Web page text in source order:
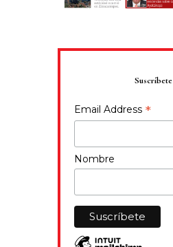
Suscríbete
Email Address *
Nombre